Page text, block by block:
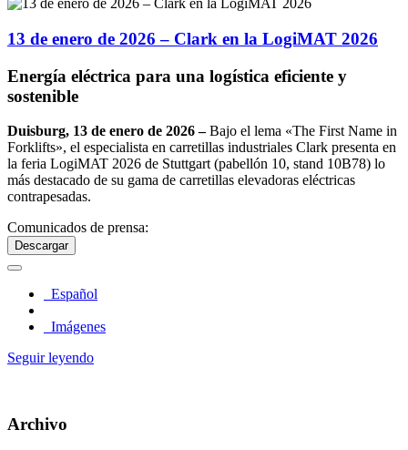
13 de enero de 2026 – Clark en la LogiMAT 2026
Energía eléctrica para una logística eficiente y
sostenible
Duisburg, 13 de enero de 2026 –Bajo el lema «The First Name in
Forklifts», el especialista en carretillas industriales Clark presenta en
la feria LogiMAT 2026 de Stuttgart (pabellón 10, stand 10B78) lo
más destacado de su gama de carretillas elevadoras eléctricas
contrapesadas.
Comunicados de prensa:
Descargar
Español
Imágenes
Seguir leyendo
Archivo